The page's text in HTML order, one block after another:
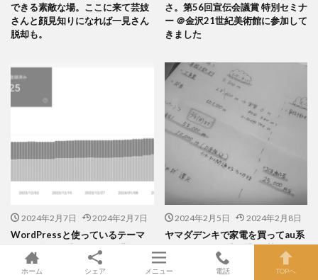
できる素敵な場。ここに来て芸妓
さんと顔見知りになれば一見さん
脱却も。
さ。第56回宣伝会議賞 特別セミナ
ー ＠金沢21世紀美術館に参加して
きました
2024年2月7日 2024年2月7日
WordPressと使っているテーマ
による自動作成HTMLって難しす
ぎませんか。Google Search
Consoleのエラーが出まくってま
2024年2月5日 2024年2月8日
ヤマダデンキで家電を買ってau系
列のサービスに契約切り替えした
ら10万円分以上得した話。
ホーム シェア メニュー 電話 TOPへ